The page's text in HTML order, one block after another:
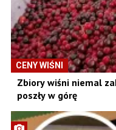
CENY WIŚNI
Zbiory wiśni niemal
poszły w górę